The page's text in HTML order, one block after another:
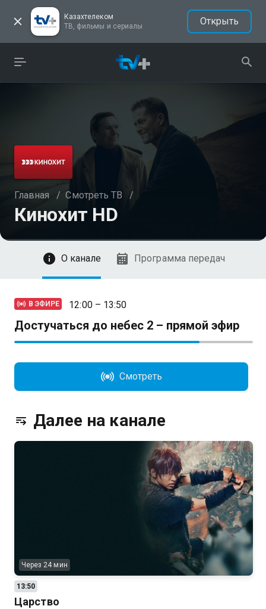
Казахтелеком
ТВ, фильмы и сериалы
Открыть
Главная / Смотреть ТВ /
Кинохит HD
О канале Программа передач
В ЭФИРЕ 12:00 – 13:50
Достучаться до небес 2 – прямой эфир
Смотреть
Далее на канале
Через 24 мин
13:50
Царство